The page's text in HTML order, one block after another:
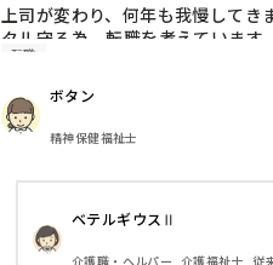
上司が変わり、何年も我慢してき
タル守る為、転職を考えています。
納得できる仕事に出会うまでの間
②系列の他職場に移動する
皆さんならどうしますか？
転職
ボタン
精神保健福祉士
ベテルギウスⅡ
介護職・ヘルパー, 介護福祉士, 従